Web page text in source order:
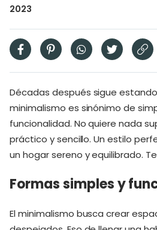
2023
Décadas después sigue
minimalismo es sinónimo de
funcionalidad. No quiere nada
práctico y sencillo. Un estilo
un hogar sereno y equilibrado.
Formas simples y
El minimalismo busca crear